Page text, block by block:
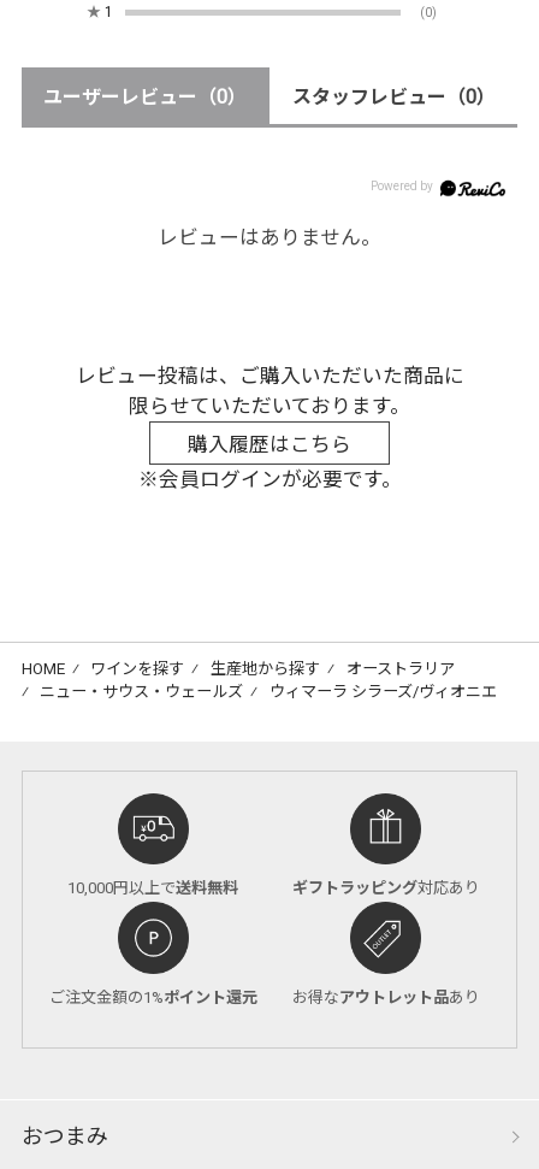
★ 1 (0)
ユーザーレビュー （0） スタッフレビュー （0）
レビューはありません。
レビュー投稿は、ご購入いただいた商品に
限らせていただいております。
購入履歴はこちら
※会員ログインが必要です。
HOME ⁄ ワインを探す ⁄ 生産地から探す ⁄ オーストラリア
⁄ ニュー・サウス・ウェールズ ⁄ ウィマーラ シラーズ/ヴィオニエ
10,000円以上で送料無料 ギフトラッピング対応あり
ご注文金額の1%ポイント還元 お得なアウトレット品あり
おつまみ